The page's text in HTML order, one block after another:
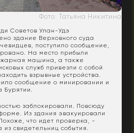
Фото: Татьяна Никитина
Советов Улан-Удэ
здание Верховного суда
поступило сообщение,
На место прибыли
машина, а также
служб привезли с собой
взрывные устройства.
сообщение о минировании и
Бурятии.
заблокировали. Повсюду
Из здания эвакуировали
что идет проверка, -
из свидетельниц события.